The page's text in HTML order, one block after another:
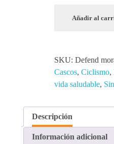
Añadir al
SKU: Defend
Cascos, Ciclismo,
vida saludable,
Descripción
Información adicional